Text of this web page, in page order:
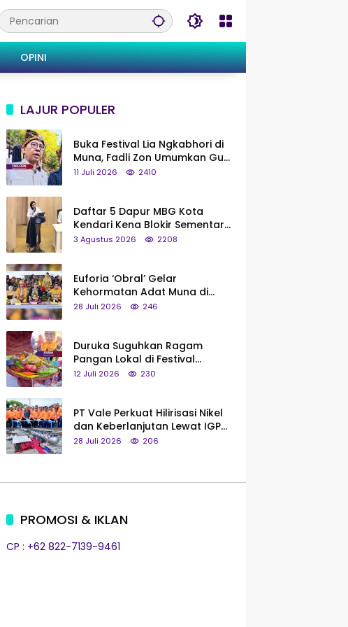
OPINI
LAJUR POPULER
Buka Festival Lia Ngkabhori di
Muna, Fadli Zon Umumkan Gua
Metanduno Segera Naik Status
11 Juli 2026 2410
Daftar 5 Dapur MBG Kota
Kendari Kena Blokir Sementara
dari Pusat
3 Agustus 2026 2208
Euforia ‘Obral’ Gelar
Kehormatan Adat Muna di
Silaturahmi KKMM, Ridwan Bae:
28 Juli 2026 246
Duruka Suguhkan Ragam
Pangan Lokal di Festival
Liangkobhori, Dari Umbi Rebus
12 Juli 2026 230
PT Vale Perkuat Hilirisasi Nikel
dan Keberlanjutan Lewat IGP
Morowali
28 Juli 2026 206
PROMOSI & IKLAN
CP : +62 822-7139-9461